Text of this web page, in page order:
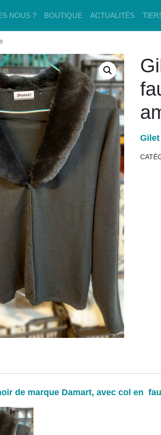
NOUS ? BOUTIQUE ACTUALITÉS
de marque Damart, avec col en